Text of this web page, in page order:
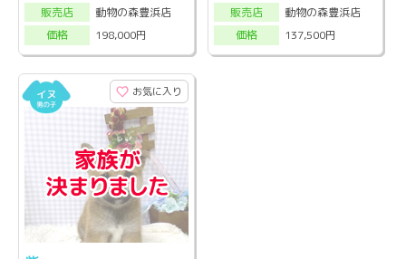
販売店
動物の森豊浜店
価格
198,000円
販売店
動物の森豊浜店
価格
137,500円
お気に入り